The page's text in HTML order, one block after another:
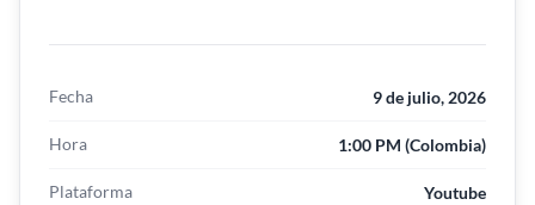
Fecha 9 de julio, 2026
Hora 1:00 PM (Colombia)
Plataforma Youtube